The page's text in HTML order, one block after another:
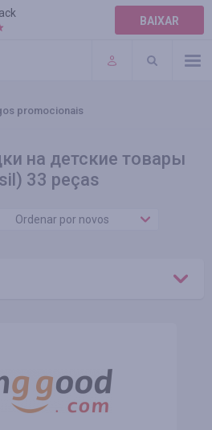
BAIXAR
promocionais
на детские товары
33 peças
Ordenar por novos